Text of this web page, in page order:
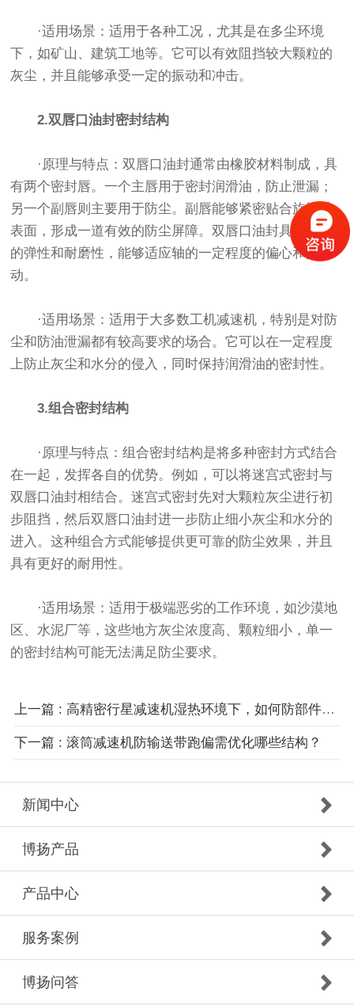
·适用场景：适用于各种工况，尤其是在多尘环境
下，如矿山、建筑工地等。它可以有效阻挡较大颗粒的
灰尘，并且能够承受一定的振动和冲击。
2.双唇口油封密封结构
·原理与特点：双唇口油封通常由橡胶材料制成，具
有两个密封唇。一个主唇用于密封润滑油，防止泄漏；
另一个副唇则主要用于防尘。副唇能够紧密贴合旋转轴
表面，形成一道有效的防尘屏障。双唇口油封具有良好
的弹性和耐磨性，能够适应轴的一定程度的偏心和振
动。
·适用场景：适用于大多数工机减速机，特别是对防
尘和防油泄漏都有较高要求的场合。它可以在一定程度
上防止灰尘和水分的侵入，同时保持润滑油的密封性。
3.组合密封结构
·原理与特点：组合密封结构是将多种密封方式结合
在一起，发挥各自的优势。例如，可以将迷宫式密封与
双唇口油封相结合。迷宫式密封先对大颗粒灰尘进行初
步阻挡，然后双唇口油封进一步防止细小灰尘和水分的
进入。这种组合方式能够提供更可靠的防尘效果，并且
具有更好的耐用性。
·适用场景：适用于极端恶劣的工作环境，如沙漠地
区、水泥厂等，这些地方灰尘浓度高、颗粒细小，单一
的密封结构可能无法满足防尘要求。
上一篇 : 高精密行星减速机湿热环境下，如何防部件锈蚀？
下一篇 : 滚筒减速机防输送带跑偏需优化哪些结构？
新闻中心
博扬产品
产品中心
服务案例
博扬问答